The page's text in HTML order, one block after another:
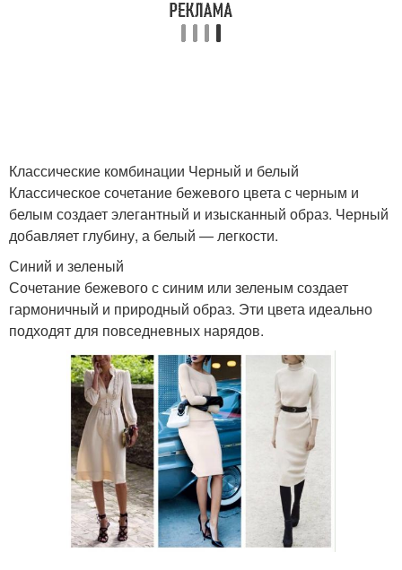
Классические комбинации Черный и белый
Классическое сочетание бежевого цвета с черным и
белым создает элегантный и изысканный образ. Черный
добавляет глубину, а белый — легкости.
Синий и зеленый
Сочетание бежевого с синим или зеленым создает
гармоничный и природный образ. Эти цвета идеально
подходят для повседневных нарядов.